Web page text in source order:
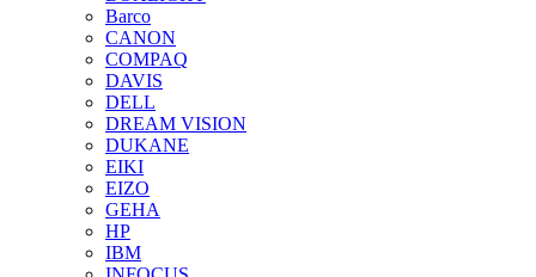
Barco
CANON
COMPAQ
DAVIS
DELL
DREAM VISION
DUKANE
EIKI
EIZO
GEHA
HP
IBM